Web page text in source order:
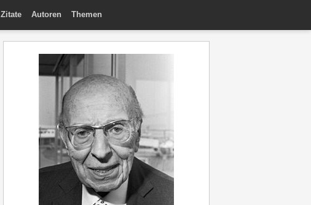
Zitate Autoren Themen